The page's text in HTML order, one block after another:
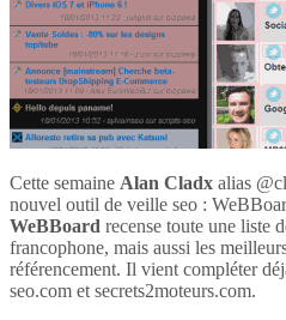
Cette semaine Alan Cladx alias
nouvel outil de veille seo :
WeBBoard recense toute une liste
francophone, mais aussi les
référencement. Il vient compléter
seo.com et secrets2moteurs.com.